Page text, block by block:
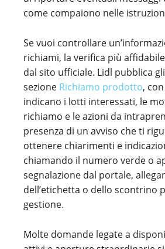
come compaiono nelle
Se vuoi controllare
richiami, la verifica più
dal sito ufficiale. Lidl pubblica
sezione Richiamo prodotto,
indicano i lotti interessati, le
richiamo e le azioni da
presenza di un avviso che ti
ottenere chiarimenti e
chiamando il numero verde o
segnalazione dal portale,
dell’etichetta o dello scontrino
gestione.
Molte domande legate a